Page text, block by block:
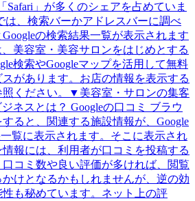
Safari」が多くのシェアを占めていま
は、検索バーかアドレスバーに調べ
の検索結果一覧が表示されます
美容室・美容サロンをはじめとする
検索やGoogleマップを活用して無料
があります。お店の情報を表示する
ください。▼美容室・サロンの集客
ネスとは？ Googleの口コミ ブラウ
ると、関連する施設情報が、Google
覧に表示されます。そこに表示され
情報には、利用者が口コミを投稿する
コミ数や良い評価が多ければ、閲覧
けとなるかもしれませんが、逆の効
も秘めています。ネット上の評